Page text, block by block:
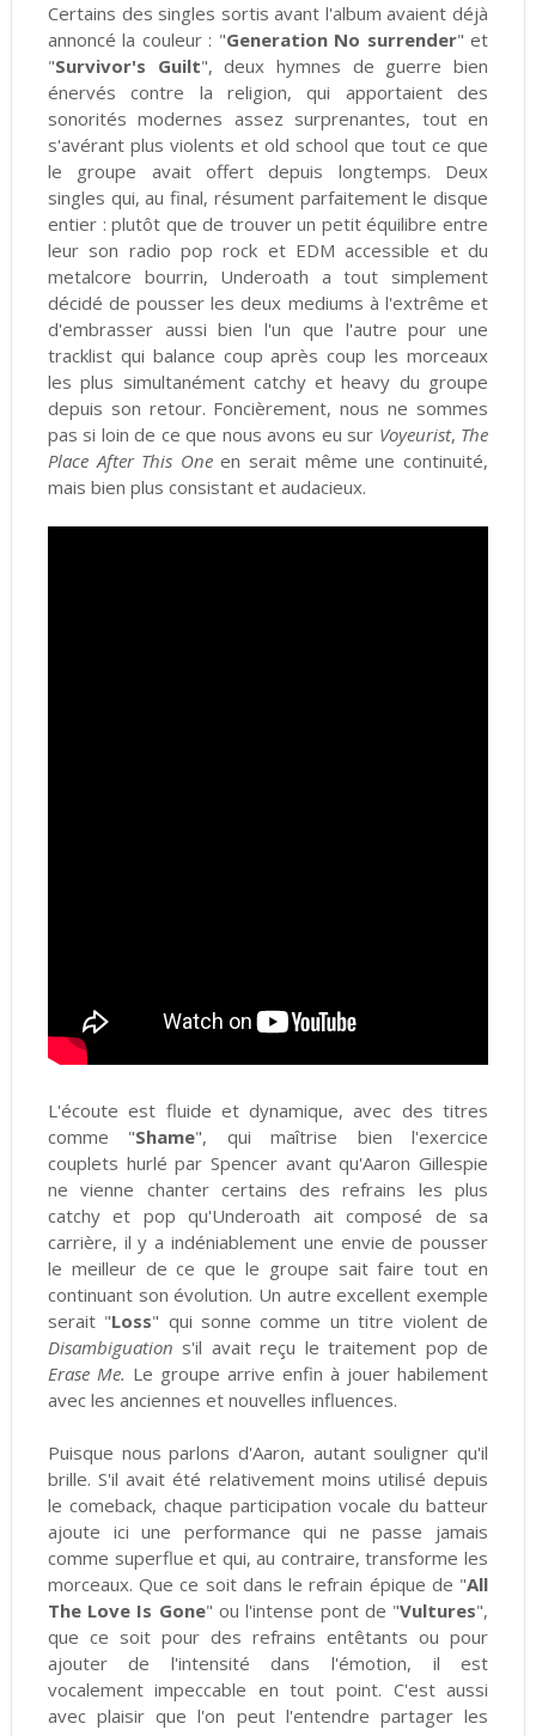
Certains des singles sortis avant l'album avaient déjà
annoncé la couleur : "Generation No surrender" et
"Survivor's Guilt", deux hymnes de guerre bien
énervés contre la religion, qui apportaient des
sonorités modernes assez surprenantes, tout en
s'avérant plus violents et old school que tout ce que
le groupe avait offert depuis longtemps. Deux
singles qui, au final, résument parfaitement le disque
entier : plutôt que de trouver un petit équilibre entre
leur son radio pop rock et EDM accessible et du
metalcore bourrin, Underoath a tout simplement
décidé de pousser les deux mediums à l'extrême et
d'embrasser aussi bien l'un que l'autre pour une
tracklist qui balance coup après coup les morceaux
les plus simultanément catchy et heavy du groupe
depuis son retour. Foncièrement, nous ne sommes
pas si loin de ce que nous avons eu sur Voyeurist, The
Place After This Oneen serait même une continuité,
mais bien plus consistant et audacieux.
L'écoute est fluide et dynamique, avec des titres
comme "Shame", qui maîtrise bien l'exercice
couplets hurlé par Spencer avant qu'Aaron Gillespie
ne vienne chanter certains des refrains les plus
catchy et pop qu'Underoath ait composé de sa
carrière, il y a indéniablement une envie de pousser
le meilleur de ce que le groupe sait faire tout en
continuant son évolution. Un autre excellent exemple
serait "Loss" qui sonne comme un titre violent de
Disambiguation s'il avait reçu le traitement pop de
Erase Me. Le groupe arrive enfin à jouer habilement
avec les anciennes et nouvelles influences.
Puisque nous parlons d'Aaron, autant souligner qu'il
brille. S'il avait été relativement moins utilisé depuis
le comeback, chaque participation vocale du batteur
ajoute ici une performance qui ne passe jamais
comme superflue et qui, au contraire, transforme les
morceaux. Que ce soit dans le refrain épique de "All
The Love Is Gone" ou l'intense pont de "Vultures",
que ce soit pour des refrains entêtants ou pour
ajouter de l'intensité dans l'émotion, il est
vocalement impeccable en tout point. C'est aussi
avec plaisir que l'on peut l'entendre partager les